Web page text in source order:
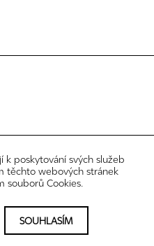
k poskytování svých služeb
těchto webových stránek
souborů Cookies.
SOUHLASÍM